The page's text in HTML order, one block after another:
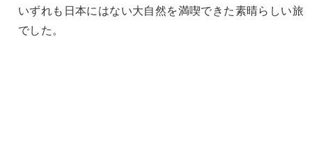
いずれも日本にはない大自然を満喫できた素晴らしい旅
でした。